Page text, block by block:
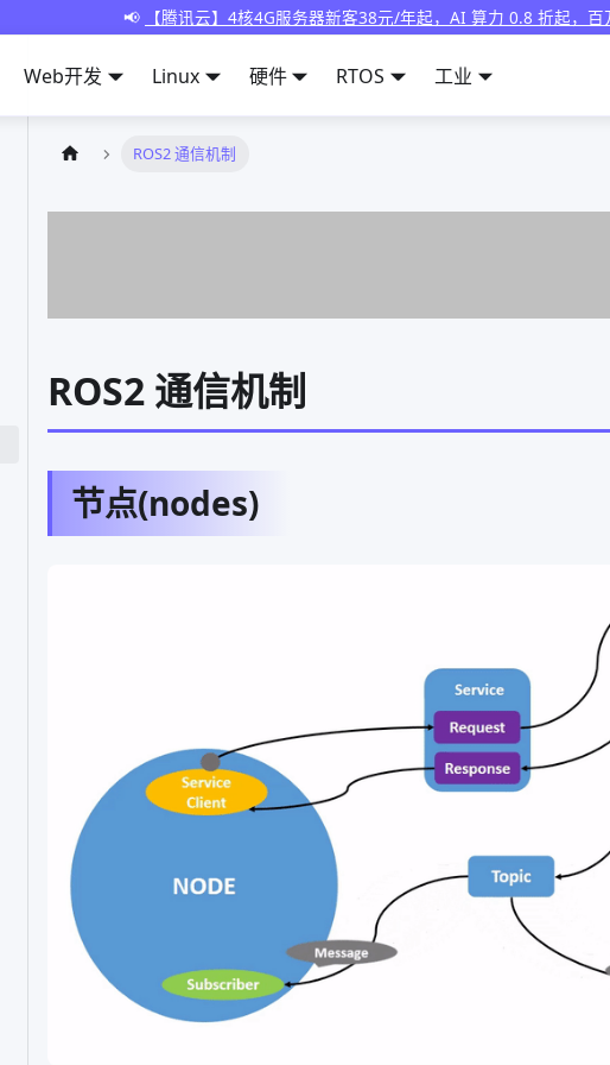
📢 【腾讯云】4核4G服务器新客38元/年起，AI 算力 0.8 折起，
Web开发 Linux 硬件 RTOS 工业
ROS2 通信机制
ROS2 通信机制
节点(nodes)